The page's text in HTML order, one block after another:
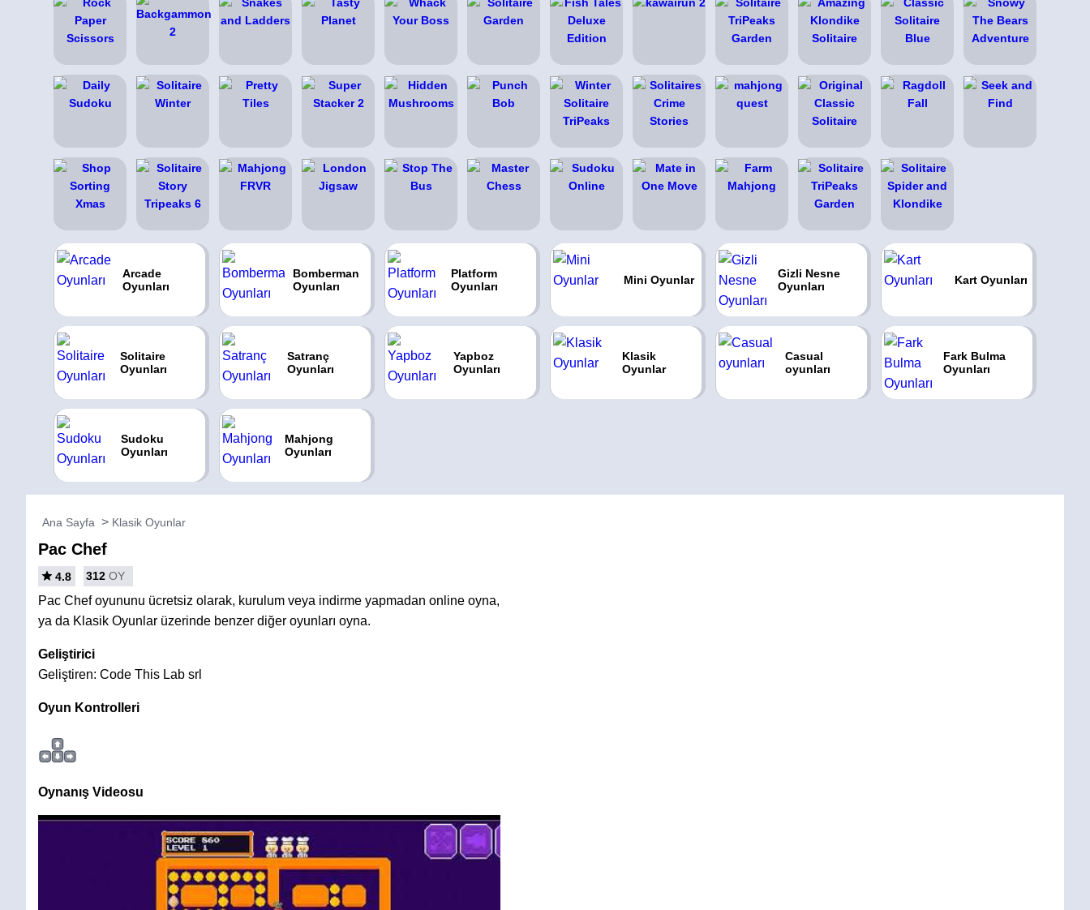
Arcade
Oyunları
Bomberman
Oyunları
Platform
Oyunları
Mini Oyunlar
Gizli Nesne
Oyunları
Kart Oyunları
Solitaire
Oyunları
Satranç
Oyunları
Yapboz
Oyunları
Klasik
Oyunlar
Casual
oyunları
Fark Bulma
Oyunları
Sudoku
Oyunları
Mahjong
Oyunları
Ana Sayfa Klasik Oyunlar
Pac Chef
4.8 312 OY
Pac Chef oyununu ücretsiz olarak, kurulum veya indirme yapmadan online oyna,
ya da Klasik Oyunlar üzerinde benzer diğer oyunları oyna.
Geliştirici
Geliştiren: Code This Lab srl
Oyun Kontrolleri
Oynanış Videosu